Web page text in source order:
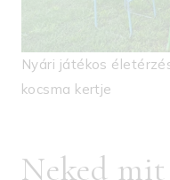
Nyári játékos
kocsma kertje
Neked